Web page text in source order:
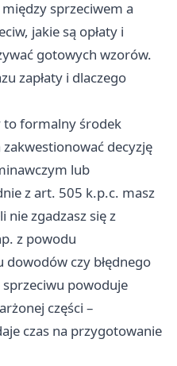
sprzeciwem a
jakie są opłaty i
gotowych wzorów.
zapłaty i dlaczego
to formalny środek
decyzję
lub
z art. 505 k.p.c. masz
nie zgadzasz się z
z powodu
dowodów czy błędnego
powoduje
części –
czas na przygotowanie